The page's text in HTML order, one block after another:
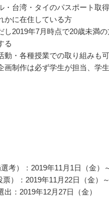
・台湾・タイのパスポート取
かに在住している方
2019年7月時点で20歳未満
る
・各種授業での取り組みも
画制作は必ず学生が担当、学
考）：2019年11月1日（金）
）：2019年11月22日（金）
出：2019年12月27日（金）